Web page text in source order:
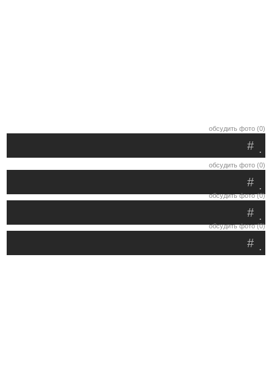
обсудить фото (0)
.
#
обсудить фото (0)
.
#
обсудить фото (0)
.
#
обсудить фото (0)
.
#